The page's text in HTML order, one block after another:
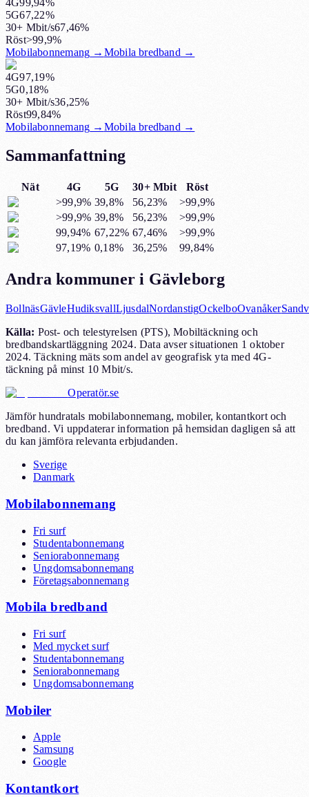
5G67,22%
30+ Mbit/s67,46%
Röst>99,9%
Mobilabonnemang → Mobila bredband →
4G97,19%
5G0,18%
30+ Mbit/s36,25%
Röst99,84%
Mobilabonnemang → Mobila bredband →
Sammanfattning
Nät 4G 5G 30+ Mbit
Röst
>99,9% 39,8% 56,23%
>99,9%
>99,9% 39,8% 56,23%
>99,9%
99,94% 67,22% 67,46%
>99,9%
97,19% 0,18% 36,25% 99,84%
Andra kommuner i Gävleborg
BollnäsGävleHudiksvallLjusdalNordanstigOckelboOvanåker
Källa: Post- och telestyrelsen (PTS), Mobiltäckning och
bredbandskartläggning 2024. Data avser situationen 1 oktober
2024. Täckning mäts som andel av geografisk yta med 4G-
täckning på minst 10 Mbit/s.
Operatör.se
Jämför hundratals mobilabonnemang, mobiler, kontantkort och
bredband. Vi uppdaterar information på hemsidan dagligen så att
du kan jämföra relevanta erbjudanden.
Sverige
Danmark
Mobilabonnemang
Fri surf
Studentabonnemang
Seniorabonnemang
Ungdomsabonnemang
Företagsabonnemang
Mobila bredband
Fri surf
Med mycket surf
Studentabonnemang
Seniorabonnemang
Ungdomsabonnemang
Mobiler
Apple
Samsung
Google
Kontantkort